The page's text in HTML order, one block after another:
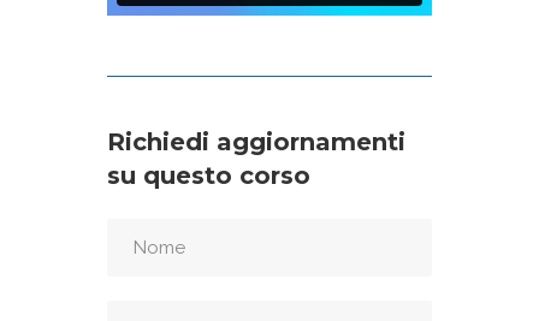
Richiedi aggiornamenti
su questo corso